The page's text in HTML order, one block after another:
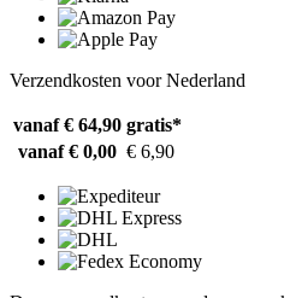
Verzendkosten voor Nederland
vanaf € 64,90 gratis*
vanaf € 0,00 € 6,90